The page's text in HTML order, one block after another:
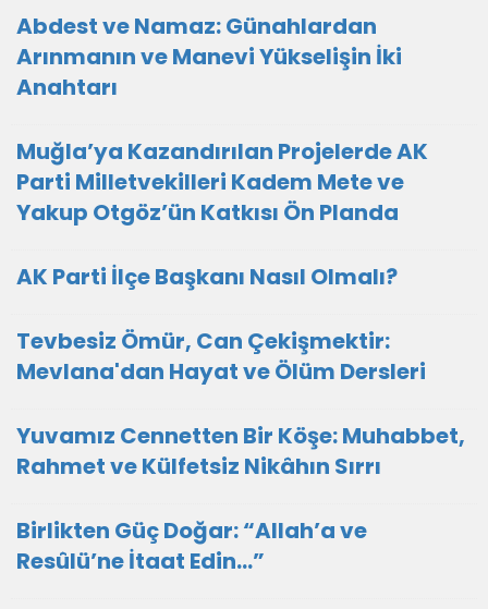
Abdest ve Namaz: Günahlardan
Arınmanın ve Manevi Yükselişin İki
Anahtarı
Muğla’ya Kazandırılan Projelerde AK
Parti Milletvekilleri Kadem Mete ve
Yakup Otgöz’ün Katkısı Ön Planda
AK Parti İlçe Başkanı Nasıl Olmalı?
Tevbesiz Ömür, Can Çekişmektir:
Mevlana'dan Hayat ve Ölüm Dersleri
Yuvamız Cennetten Bir Köşe: Muhabbet,
Rahmet ve Külfetsiz Nikâhın Sırrı
Birlikten Güç Doğar: “Allah’a ve
Resûlü’ne İtaat Edin…”